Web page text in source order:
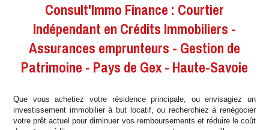
Consult'Immo Finance : Courtier
Indépendant en Crédits Immobiliers -
Assurances emprunteurs - Gestion de
Patrimoine - Pays de Gex - Haute-Savoie
Que vous achetiez votre résidence principale, ou envisagiez un
investissement immobilier à but locatif, ou recherchiez à renégocier
votre prêt actuel pour diminuer vos remboursements et réduire le coût